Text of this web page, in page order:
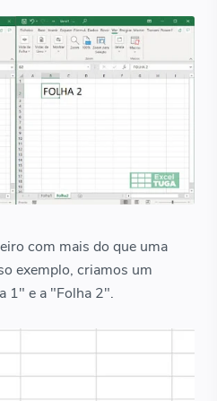
com mais do que uma
exemplo, criamos um
1" e a "Folha 2".